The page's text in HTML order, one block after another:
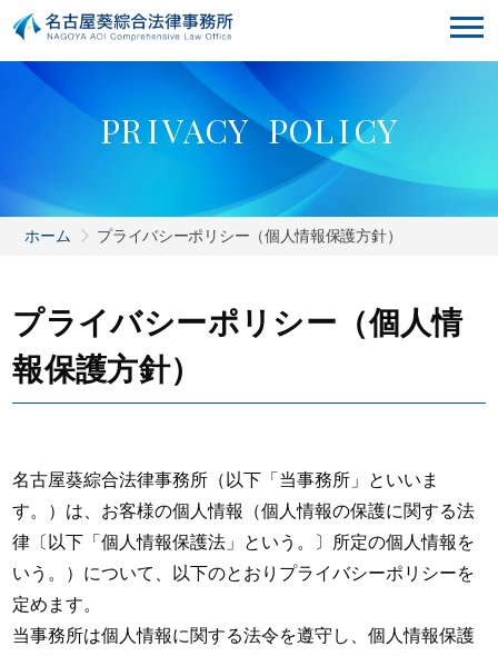
PRIVACY POLICY
ホーム プライバシーポリシー（個人情報保護方針）
プライバシーポリシー（個人情
報保護方針）
名古屋葵綜合法律事務所（以下「当事務所」といいま
す。）は、お客様の個人情報（個人情報の保護に関する法
律〔以下「個人情報保護法」という。〕所定の個人情報を
いう。）について、以下のとおりプライバシーポリシーを
定めます。
当事務所は個人情報に関する法令を遵守し、個人情報保護